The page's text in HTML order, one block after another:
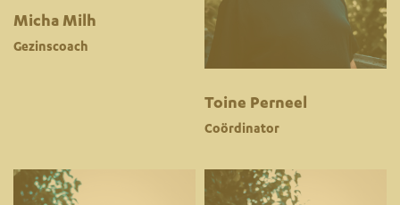
Micha Milh
Gezinscoach
Toine Perneel
Coördinator